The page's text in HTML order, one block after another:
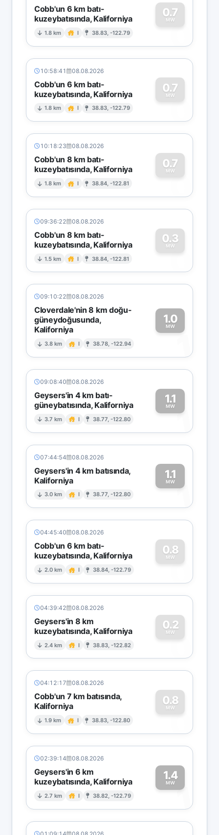
Cobb'un 6 km batı-
kuzeybatısında, Kaliforniya
1.8 km I 38.83, -122.79
0.7
MW
0
10:58:41 08.08.2026
Cobb'un 6 km batı-
kuzeybatısında, Kaliforniya
1.8 km I 38.83, -122.79
0.7
MW
0
10:18:23 08.08.2026
Cobb'un 8 km batı-
kuzeybatısında, Kaliforniya
1.8 km I 38.84, -122.81
0.7
MW
0
09:36:22 08.08.2026
Cobb'un 8 km batı-
kuzeybatısında, Kaliforniya
1.5 km I 38.84, -122.81
0.3
MW
0
09:10:22 08.08.2026
Cloverdale'nin 8 km doğu-
güneydoğusunda,
Kaliforniya
3.8 km I 38.78, -122.94
1.0
MW
1
09:08:40 08.08.2026
Geysers'in 4 km batı-
güneybatısında, Kaliforniya
3.7 km I 38.77, -122.80
1.1
MW1
07:44:54 08.08.2026
Geysers'in 4 km batısında,
Kaliforniya
3.0 km I 38.77, -122.80
1.1
MW1
04:45:40 08.08.2026
Cobb'un 6 km batı-
kuzeybatısında, Kaliforniya
2.0 km I 38.84, -122.79
0.8
MW
0
04:39:42 08.08.2026
Geysers'in 8 km
kuzeybatısında, Kaliforniya
2.4 km I 38.83, -122.82
0.2
MW
0
04:12:17 08.08.2026
Cobb'un 7 km batısında,
Kaliforniya
1.9 km I 38.83, -122.80
0.8
MW
0
02:39:14 08.08.2026
Geysers'in 6 km
kuzeybatısında, Kaliforniya
2.7 km I 38.82, -122.79
1.4
MW1